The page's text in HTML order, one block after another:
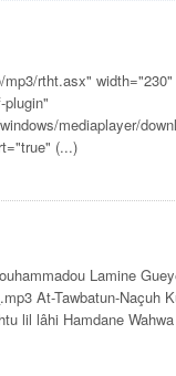
rtht.asx"
mediaplayer/
(...)
Lamine
At-Tawbatun-Naçuh
lil lâhi Hamdane